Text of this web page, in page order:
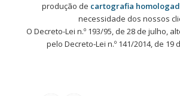
produção de cartografia
necessidade dos nossos
O Decreto-Lei n.º 193/95, de 28 de julho,
pelo Decreto-Lei n.º 141/2014, de